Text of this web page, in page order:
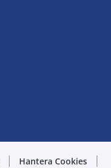
Hantera Cookies